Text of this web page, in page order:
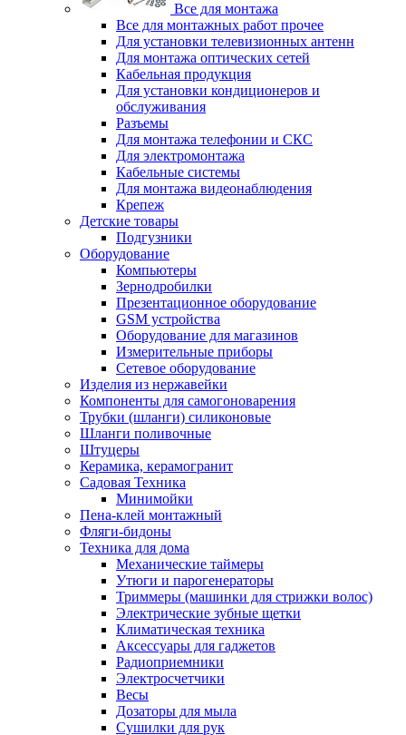
Все для монтажа
Все для монтажных работ прочее
Для установки телевизионных антенн
Для монтажа оптических сетей
Кабельная продукция
Для установки кондиционеров и
обслуживания
Разъемы
Для монтажа телефонии и СКС
Для электромонтажа
Кабельные системы
Для монтажа видеонаблюдения
Крепеж
Детские товары
Подгузники
Оборудование
Компьютеры
Зернодробилки
Презентационное оборудование
GSM устройства
Оборудование для магазинов
Измерительные приборы
Сетевое оборудование
Изделия из нержавейки
Компоненты для самогоноварения
Трубки (шланги) силиконовые
Шланги поливочные
Штуцеры
Керамика, керамогранит
Садовая Техника
Минимойки
Пена-клей монтажный
Фляги-бидоны
Техника для дома
Механические таймеры
Утюги и парогенераторы
Триммеры (машинки для стрижки волос)
Электрические зубные щетки
Климатическая техника
Аксессуары для гаджетов
Радиоприемники
Электросчетчики
Весы
Дозаторы для мыла
Сушилки для рук